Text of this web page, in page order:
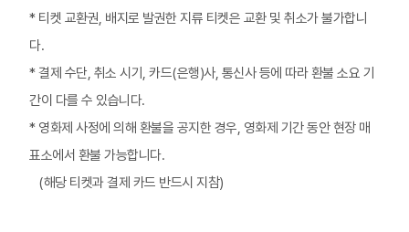
* 티켓 교환권, 배지로 발권한 지류 티켓은 교환 및 취소가 불가합니
다.
* 결제 수단, 취소 시기, 카드(은행)사, 통신사 등에 따라 환불 소요 기
간이 다를 수 있습니다.
* 영화제 사정에 의해 환불을 공지한 경우, 영화제 기간 동안 현장 매
표소에서 환불 가능합니다.
(해당 티켓과 결제 카드 반드시 지참)